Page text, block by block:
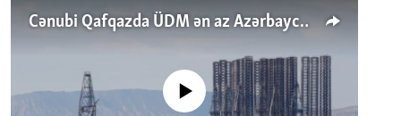
Cənubi Qafqazda ÜDM ən az Azərbaycanda artır: Qonşuları niyə Bakını qabaqlaya bilir?
No media source currently available